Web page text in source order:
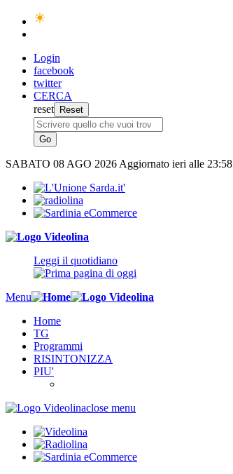
Login
facebook
twitter
CERCA
reset
SABATO 08 AGO 2026 Aggiornato ieri alle 23:58
Leggi il quotidiano
Menu
Home
TG
Programmi
RISINTONIZZA
PIU'
close menu